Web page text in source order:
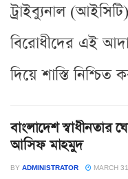
ট্রাইব্যুনাল
বিরোধীদের এই
দিয়ে শাস্তি নিশ্চিত
বাংলাদেশ
আসিফ মাহমুদ
BY ADMINISTRATOR MARCH